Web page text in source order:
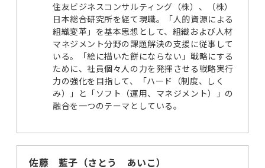
住友ビジネスコンサルティング（株）、（株）
日本総合研究所を経て現職。「人的資源による
組織変革」を基本思想として、組織および人材
マネジメント分野の課題解決の支援に従事して
いる。「絵に描いた餅にならない」戦略にする
ために、社員個々人の力を発揮させる戦略実行
力の強化を目指して、「ハード（制度、しく
み）」と「ソフト（運用、マネジメント）」の
融合を一つのテーマとしている。
佐藤 藍子（さとう あいこ）